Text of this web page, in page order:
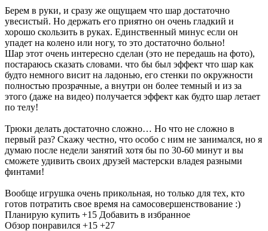
Берем в руки, и сразу же ощущаем что шар достаточно
увесистый. Но держать его приятно он очень гладкий и
хорошо скользить в руках. Единственный минус если он
упадет на колено или ногу, то это достаточно больно!
Шар этот очень интересно сделан (это не передашь на фото),
постараюсь сказать словами. что бы был эффект что шар как
будто немного висит на ладонью, его стенки по окружности
полностью прозрачные, а внутри он более темный и из за
этого (даже на видео) получается эффект как будто шар летает
по телу!
Трюки делать достаточно сложно… Но что не сложно в
первый раз? Скажу честно, что особо с ним не занимался, но я
думаю после недели занятий хотя бы по 30-60 минут и вы
сможете удивить своих друзей мастерски владея разными
финтами!
Вообще игрушка очень прикольная, но только для тех, кто
готов потратить свое время на самосовершенствование :)
Планирую купить +15 Добавить в избранное
Обзор понравился +15 +27